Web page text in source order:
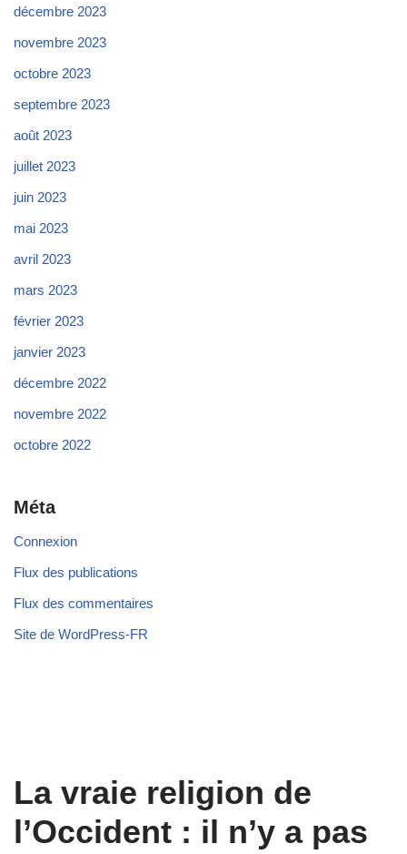
décembre 2023
novembre 2023
octobre 2023
septembre 2023
août 2023
juillet 2023
juin 2023
mai 2023
avril 2023
mars 2023
février 2023
janvier 2023
décembre 2022
novembre 2022
octobre 2022
Méta
Connexion
Flux des publications
Flux des commentaires
Site de WordPress-FR
La vraie religion de
l’Occident : il n’y a pas